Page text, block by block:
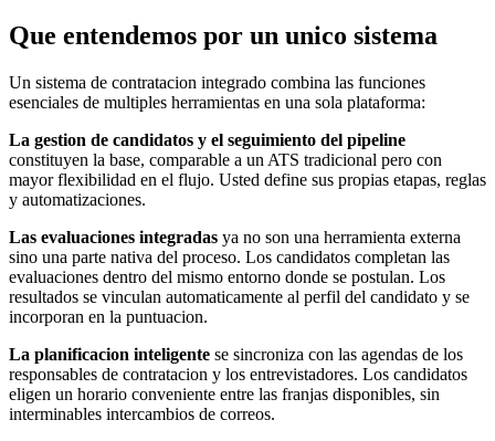
Que entendemos por un unico sistema
Un sistema de contratacion integrado combina las funciones
esenciales de multiples herramientas en una sola plataforma:
La gestion de candidatos y el seguimiento del pipeline
constituyen la base, comparable a un ATS tradicional pero con
mayor flexibilidad en el flujo. Usted define sus propias etapas, reglas
y automatizaciones.
Las evaluaciones integradas ya no son una herramienta externa
sino una parte nativa del proceso. Los candidatos completan las
evaluaciones dentro del mismo entorno donde se postulan. Los
resultados se vinculan automaticamente al perfil del candidato y se
incorporan en la puntuacion.
La planificacion inteligente se sincroniza con las agendas de los
responsables de contratacion y los entrevistadores. Los candidatos
eligen un horario conveniente entre las franjas disponibles, sin
interminables intercambios de correos.